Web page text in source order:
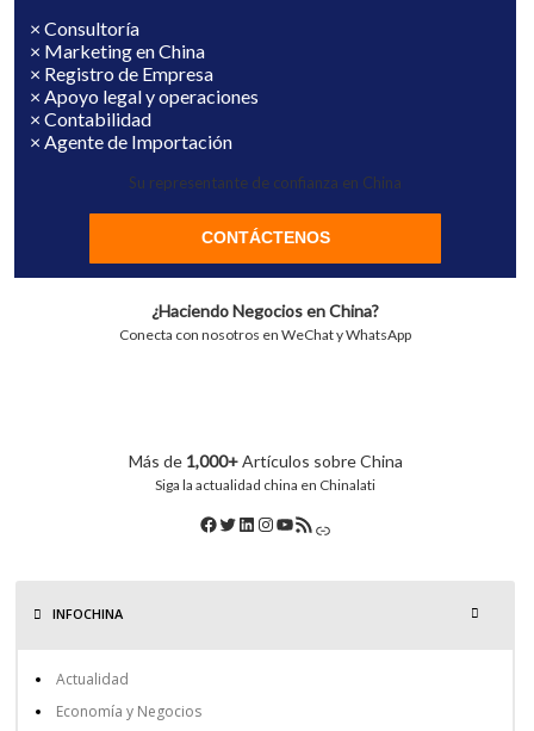
× Consultoría
× Marketing en China
× Registro de Empresa
× Apoyo legal y operaciones
× Contabilidad
× Agente de Importación
Su representante de confianza en China
CONTÁCTENOS
¿Haciendo Negocios en China?
Conecta con nosotros en WeChat y WhatsApp
Más de 1,000+Artículos sobre China
Siga la actualidad china en Chinalati
INFOCHINA
Actualidad
Economía y Negocios